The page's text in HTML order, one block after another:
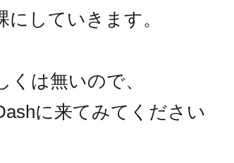
していきます。
は無いので、
に来てみてください